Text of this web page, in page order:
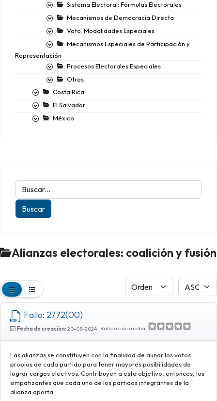
Sistema Electoral: Fórmulas Electorales
Mecanismos de Democracia Directa
Voto: Modalidades Especiales
Mecanismos Especiales de Participación y
Representación
Procesos Electorales Especiales
Otros
Costa Rica
El Salvador
México
Alianzas electorales: coalición y fusión
Fallo: 2772(00)
Fecha de creación: 20-08-2024 Valoración media:
Las alianzas se constituyen con la finalidad de aunar los votos
propios de cada partido para tener mayores posibilidades de
lograr cargos electivos. Contribuyen a este objetivo, entonces, los
simpatizantes que cada uno de los partidos integrantes de la
alianza aporta.